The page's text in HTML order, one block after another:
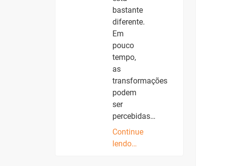
bastante
diferente.
Em
pouco
tempo,
as
transformações
podem
ser
percebidas…
Continue
lendo…